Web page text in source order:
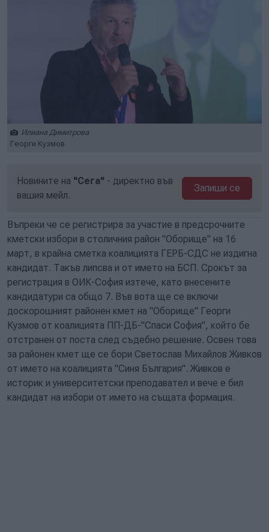
Илиана Димитрова
Георги Кузмов
Новините на "Сега" - директно във
вашия мейл.
Запиши се
Въпреки че се регистрира за участие в предсрочните
кметски избори в столичния район "Оборище" на 16
март, в крайна сметка коалицията ГЕРБ-СДС не издигна
кандидат. Такъв липсва и от името на БСП. Срокът за
регистрация в ОИК-София изтече, като внесените
кандидатури са общо 7. Във вота ще се включи
доскорошният районен кмет на "Оборище" Георги
Кузмов от коалицията ПП-ДБ-"Спаси София", който бе
отстранен от поста след съдебно решение. Освен това
за районен кмет ще се бори Светослав Михайлов Живков
от името на коалицията "Синя България". Живков е
историк и университетски преподавател и вече е бил
кандидат на избори от името на същата формация.